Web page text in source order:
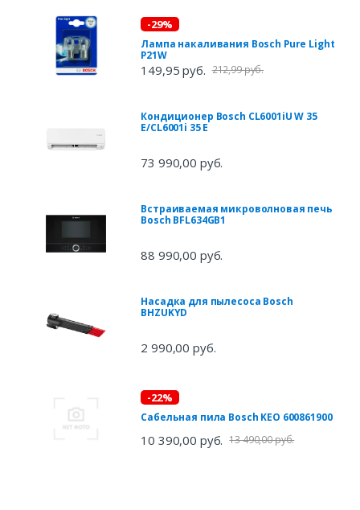
-29%
Лампа накаливания Bosch Pure Light
P21W
149,95 руб. 212,99 руб.
Кондиционер Bosch CL6001iU W 35
E/CL6001i 35 E
73 990,00 руб.
Встраиваемая микроволновая печь
Bosch BFL634GB1
88 990,00 руб.
Насадка для пылесоса Bosch
BHZUKYD
2 990,00 руб.
-22%
Сабельная пила Bosch KEO 600861900
10 390,00 руб. 13 490,00 руб.